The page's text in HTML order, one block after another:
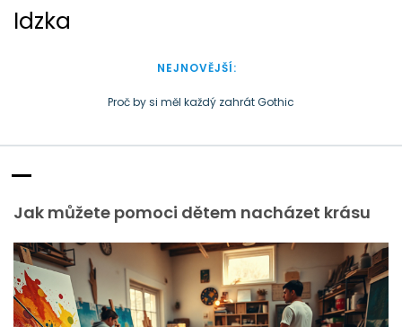
o
Idzka
NEJNOVĚJŠÍ:
Proč by si měl každý zahrát Gothic
Jak můžete pomoci dětem nacházet krásu